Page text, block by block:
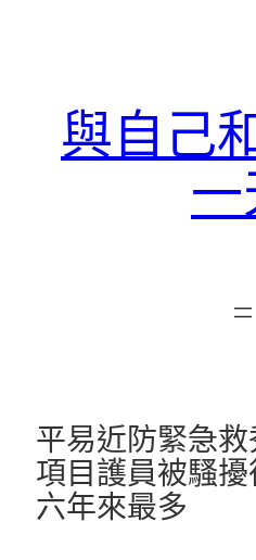
與自己
一
平易近防緊急
項目護員被騷
六年來最多